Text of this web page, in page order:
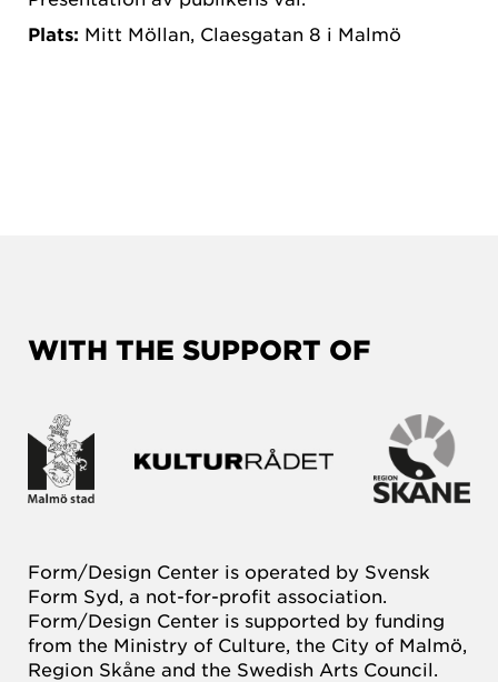
Plats: Mitt Möllan, Claesgatan 8 i Malmö
WITH THE SUPPORT OF
Form/Design Center is operated by Svensk
Form Syd, a not-for-profit association.
Form/Design Center is supported by funding
from the Ministry of Culture, the City of Malmö,
Region Skåne and the Swedish Arts Council.